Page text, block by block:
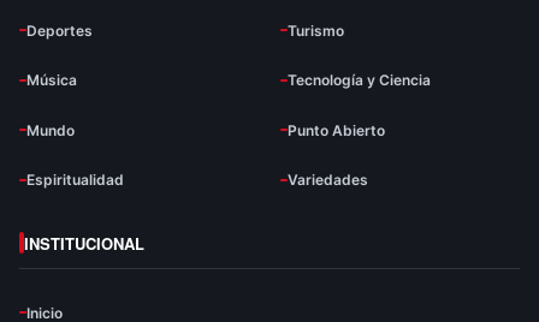
Deportes Turismo
Música Tecnología y Ciencia
Mundo Punto Abierto
Espiritualidad Variedades
INSTITUCIONAL
Inicio